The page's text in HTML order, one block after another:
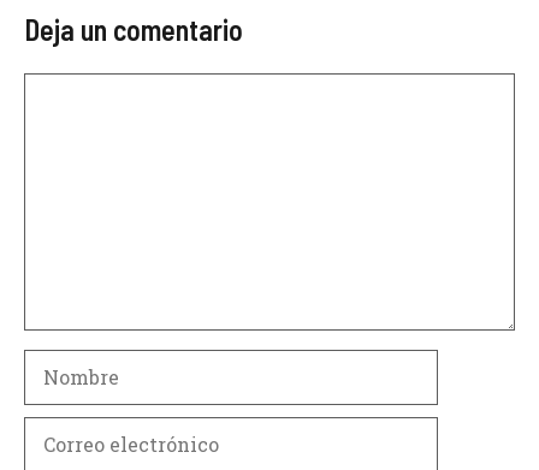
Deja un comentario
electrónico